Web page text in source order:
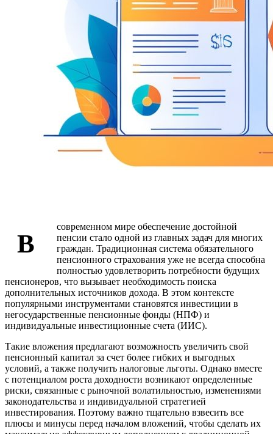
В
современном мире обеспечение достойной
пенсии стало одной из главных задач для многих
граждан. Традиционная система обязательного
пенсионного страхования уже не всегда способна
полностью удовлетворить потребности будущих
пенсионеров, что вызывает необходимость поиска
дополнительных источников дохода. В этом контексте
популярными инструментами становятся инвестиции в
негосударственные пенсионные фонды (НПФ) и
индивидуальные инвестиционные счета (ИИС).
Такие вложения предлагают возможность увеличить свой
пенсионный капитал за счет более гибких и выгодных
условий, а также получить налоговые льготы. Однако вместе
с потенциалом роста доходности возникают определенные
риски, связанные с рыночной волатильностью, изменениями
законодательства и индивидуальной стратегией
инвестирования. Поэтому важно тщательно взвесить все
плюсы и минусы перед началом вложений, чтобы сделать их